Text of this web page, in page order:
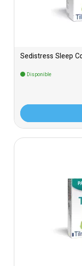
Sedistress Sleep
Disponible